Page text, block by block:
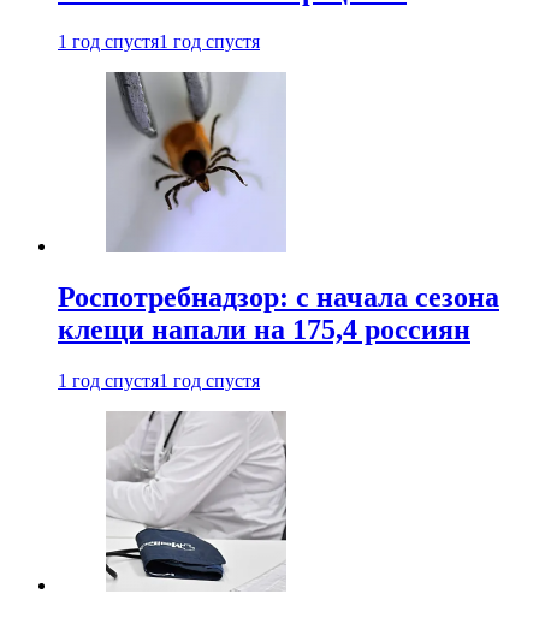
1 год спустя1 год спустя
Роспотребнадзор: с начала сезона
клещи напали на 175,4 россиян
1 год спустя1 год спустя